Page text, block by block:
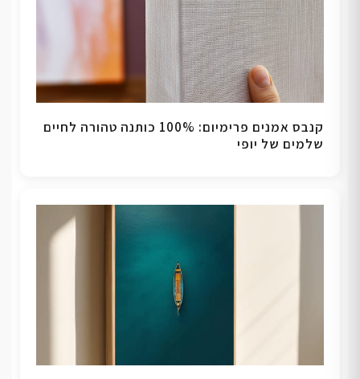
קנבס אמנים פרימיום: 100% כותנה טהורה לחיים
שלמים של יופי